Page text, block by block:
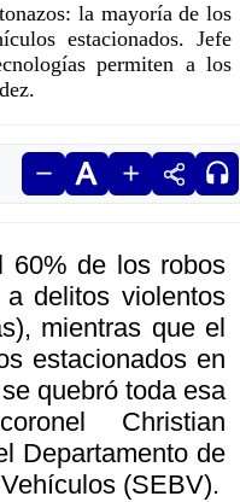
la mayoría de los
estacionados. Jefe
permiten a los
60% de los robos
delitos violentos
mientras que el
estacionados en
quebró toda esa
Christian
Departamento de
(SEBV).